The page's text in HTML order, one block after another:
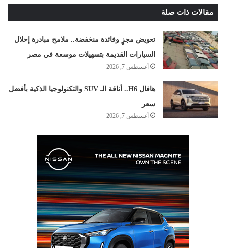
مقالات ذات صلة
تعويض مجزٍ وفائدة منخفضة.. ملامح مبادرة إحلال
السيارات القديمة بتسهيلات موسعة في مصر
أغسطس 7, 2026
هافال H6.. أناقة الـ SUV والتكنولوجيا الذكية بأفضل
سعر
أغسطس 7, 2026